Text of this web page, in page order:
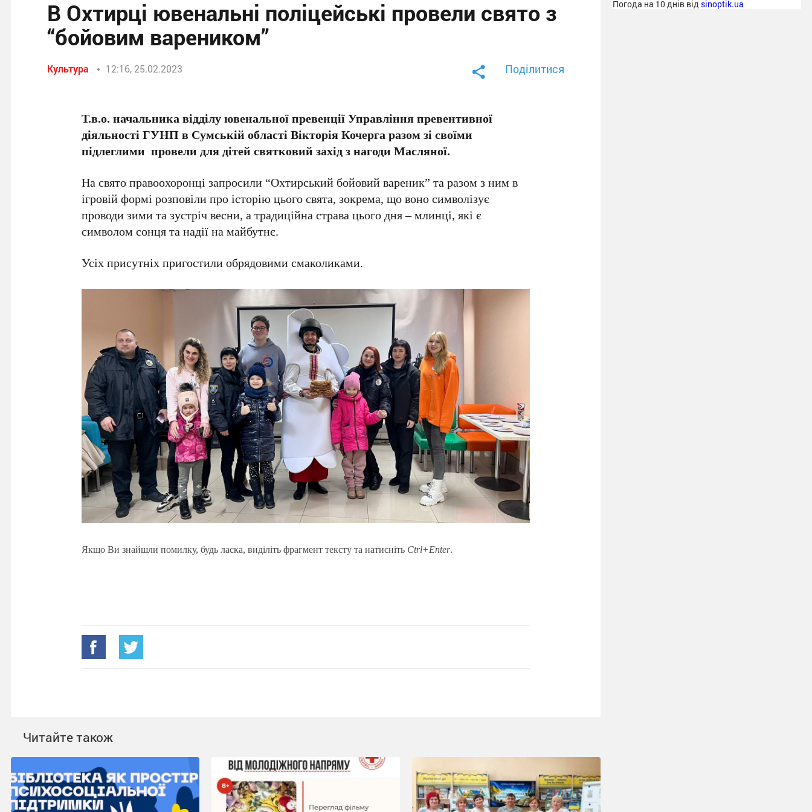
В Охтирці ювенальні поліцейські провели свято з
“бойовим вареником”
Культура 12:16, 25.02.2023 Поділитися
Т.в.о. начальника відділу ювенальної превенції Управління превентивної
діяльності ГУНП в Сумській області Вікторія Кочерга разом зі своїми
підлеглими провели для дітей святковий захід з нагоди Масляної.
На свято правоохоронці запросили “Охтирський бойовий вареник” та разом з ним в
ігровій формі розповіли про історію цього свята, зокрема, що воно символізує
проводи зими та зустріч весни, а традиційна страва цього дня – млинці, які є
символом сонця та надії на майбутнє.
Усіх присутніх пригостили обрядовими смаколиками.
Якщо Ви знайшли помилку, будь ласка, виділіть фрагмент тексту та натисніть Ctrl+Enter.
Читайте також
Погода на 10 днів від sinoptik.ua